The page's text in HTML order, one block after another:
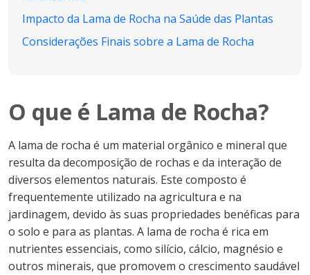
Impacto da Lama de Rocha na Saúde das Plantas
Considerações Finais sobre a Lama de Rocha
O que é Lama de Rocha?
A lama de rocha é um material orgânico e mineral que
resulta da decomposição de rochas e da interação de
diversos elementos naturais. Este composto é
frequentemente utilizado na agricultura e na
jardinagem, devido às suas propriedades benéficas para
o solo e para as plantas. A lama de rocha é rica em
nutrientes essenciais, como silício, cálcio, magnésio e
outros minerais, que promovem o crescimento saudável